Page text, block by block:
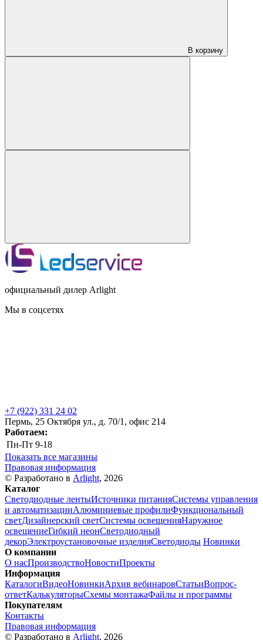
В корзину
официальный дилер Arlight
Мы в соцсетях
+7 (922) 331 24 02
Пермь, 25 Октября ул., д. 70/1, офис 214
Работаем:
Пн-Пт 9-18
Показать все магазины
Правовая информация
© Разработано в Arlight, 2026
Каталог
Светодиодные лентыИсточники питанияСистемы управления
и автоматизацииАлюминиевые профилиФункциональный
светДизайнерский светСистемы освещенияНаружное
освещениеГибкий неонСветодиодный
декорЭлектроустановочные изделияСветодиоды Новинки
О компании
О насПроизводствоНовостиПроекты
Информация
КаталогиВидеоНовинкиАрхив вебинаровСтатьиВопрос-
ответКалькуляторыСхемы монтажаФайлы и программы
Покупателям
Контакты
Правовая информация
© Разработано в Arlight, 2026